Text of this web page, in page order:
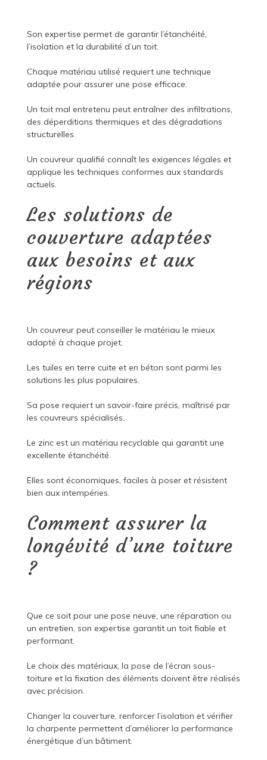
Son expertise permet de garantir l’étanchéité,
l’isolation et la durabilité d’un toit.
Chaque matériau utilisé requiert une technique
adaptée pour assurer une pose efficace.
Un toit mal entretenu peut entraîner des infiltrations,
des déperditions thermiques et des dégradations
structurelles.
Un couvreur qualifié connaît les exigences légales et
applique les techniques conformes aux standards
actuels.
Les solutions de
couverture adaptées
aux besoins et aux
régions
Un couvreur peut conseiller le matériau le mieux
adapté à chaque projet.
Les tuiles en terre cuite et en béton sont parmi les
solutions les plus populaires.
Sa pose requiert un savoir-faire précis, maîtrisé par
les couvreurs spécialisés.
Le zinc est un matériau recyclable qui garantit une
excellente étanchéité.
Elles sont économiques, faciles à poser et résistent
bien aux intempéries.
Comment assurer la
longévité d’une toiture
?
Que ce soit pour une pose neuve, une réparation ou
un entretien, son expertise garantit un toit fiable et
performant.
Le choix des matériaux, la pose de l’écran sous-
toiture et la fixation des éléments doivent être réalisés
avec précision.
Changer la couverture, renforcer l’isolation et vérifier
la charpente permettent d’améliorer la performance
énergétique d’un bâtiment.